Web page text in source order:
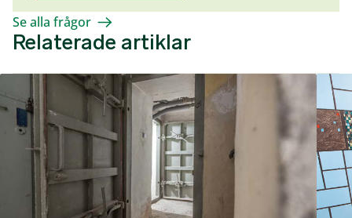
Se alla frågor
Relaterade artiklar